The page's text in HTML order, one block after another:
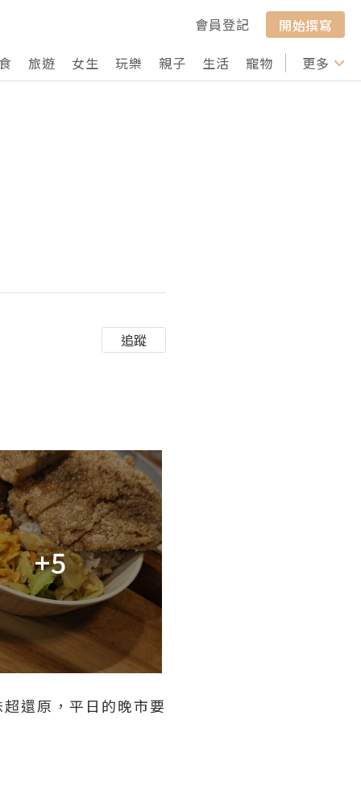
會員登記
開始撰寫
旅遊 女生 玩樂 親子 生活 寵物 行山 打卡
更多
追蹤
+5
還原，平日的晚市要